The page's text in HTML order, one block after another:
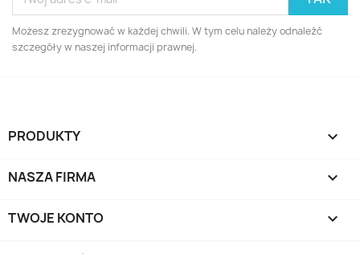
Możesz zrezygnować w każdej chwili. W tym celu należy odnaleźć
szczegóły w naszej informacji prawnej.
PRODUKTY 
NASZA FIRMA 
TWOJE KONTO 